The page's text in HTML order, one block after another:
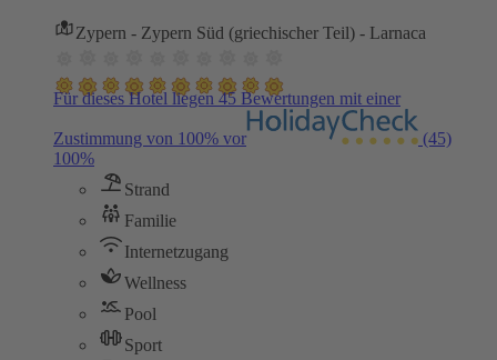
Zypern - Zypern Süd (griechischer Teil) - Larnaca
Für dieses Hotel liegen 45 Bewertungen mit einer
Zustimmung von 100% vor
(45)
100%
Strand
Familie
Internetzugang
Wellness
Pool
Sport